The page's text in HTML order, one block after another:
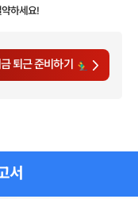
하세요!
퇴근 준비하기
서